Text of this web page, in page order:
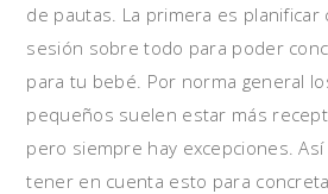
de pautas. La primera es planificar
sesión sobre todo para poder
para tu bebé. Por norma general
pequeños suelen estar más
pero siempre hay excepciones.
tener en cuenta esto para